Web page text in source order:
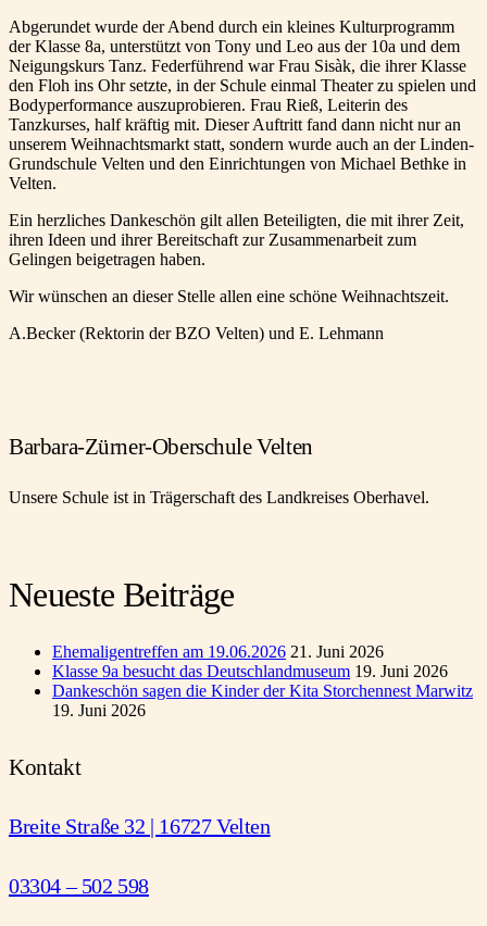
Abgerundet wurde der Abend durch ein kleines Kulturprogramm
der Klasse 8a, unterstützt von Tony und Leo aus der 10a und dem
Neigungskurs Tanz. Federführend war Frau Sisàk, die ihrer Klasse
den Floh ins Ohr setzte, in der Schule einmal Theater zu spielen und
Bodyperformance auszuprobieren. Frau Rieß, Leiterin des
Tanzkurses, half kräftig mit. Dieser Auftritt fand dann nicht nur an
unserem Weihnachtsmarkt statt, sondern wurde auch an der Linden-
Grundschule Velten und den Einrichtungen von Michael Bethke in
Velten.
Ein herzliches Dankeschön gilt allen Beteiligten, die mit ihrer Zeit,
ihren Ideen und ihrer Bereitschaft zur Zusammenarbeit zum
Gelingen beigetragen haben.
Wir wünschen an dieser Stelle allen eine schöne Weihnachtszeit.
A.Becker (Rektorin der BZO Velten) und E. Lehmann
Barbara-Zürner-Oberschule Velten
Unsere Schule ist in Trägerschaft des Landkreises Oberhavel.
Neueste Beiträge
Ehemaligentreffen am 19.06.2026 21. Juni 2026
Klasse 9a besucht das Deutschlandmuseum 19. Juni 2026
Dankeschön sagen die Kinder der Kita Storchennest Marwitz
19. Juni 2026
Kontakt
Breite Straße 32 | 16727 Velten
03304 – 502 598